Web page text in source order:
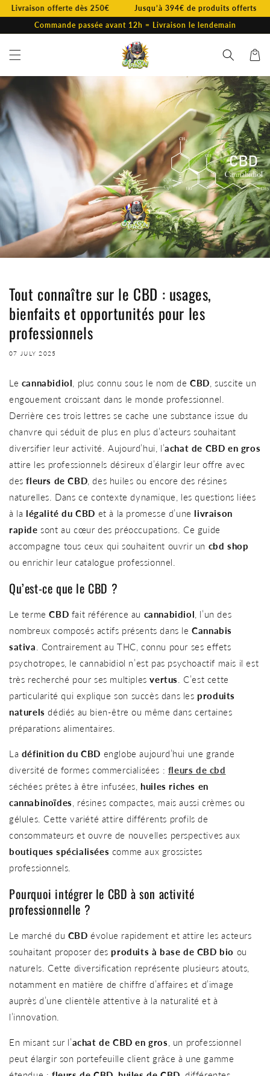
passer
contenu
Livraison offerte dès 250€
Jusqu’à 394€ de produits offerts
Commande passée avant 12h = Livraison le lendemain
Panier
Tout connaître sur le CBD : usages,
bienfaits et opportunités pour les
professionnels
07 JULY 2025
Le cannabidiol , plus connu sous le nom deCBD , suscite un
engouement croissant dans le monde professionnel.
Derrière ces trois lettres se cache une substance issue du
chanvre qui séduit de plus en plus d’acteurs souhaitant
diversifier leur activité. Aujourd’hui, l’achat de CBD en gros
attire les professionnels désireux d’élargir leur offre avec
desfleurs de CBD , des huiles ou encore des résines
naturelles. Dans ce contexte dynamique, les questions liées
à la légalité du CBD et à la promesse d’une livraison
rapide sont au cœur des préoccupations. Ce guide
accompagne tous ceux qui souhaitent ouvrir un cbd shop
ou enrichir leur catalogue professionnel.
Qu’est-ce que le CBD ?
Le termeCBD fait référence au cannabidiol , l’un des
nombreux composés actifs présents dans leCannabis
sativa . Contrairement au THC, connu pour ses effets
psychotropes, le cannabidiol n’est pas psychoactif mais il est
très recherché pour ses multiplesvertus
. C’est cette
particularité qui explique son succès dans les produits
naturels dédiés au bien-être ou même dans certaines
préparations alimentaires.
La définition du CBD englobe aujourd’hui une grande
diversité de formes commercialisées : fleurs de cbd
séchées prêtes à être infusées, huiles riches en
cannabinoïdes
, résines compactes, mais aussi crèmes ou
gélules. Cette variété attire différents profils de
consommateurs et ouvre de nouvelles perspectives aux
boutiques spécialisées comme aux grossistes
professionnels.
Pourquoi intégrer le CBD à son activité
professionnelle ?
Le marché du CBD évolue rapidement et attire les acteurs
souhaitant proposer des produits à base de CBD bio ou
naturels. Cette diversification représente plusieurs atouts,
notamment en matière de chiffre d’affaires et d’image
auprès d’une clientèle attentive à la naturalité et à
l’innovation.
En misant sur l’achat de CBD en gros , un professionnel
peut élargir son portefeuille client grâce à une gamme